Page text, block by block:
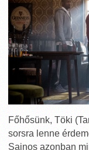
Főhősünk, Töki
sorsra lenne
Sajnos azonban